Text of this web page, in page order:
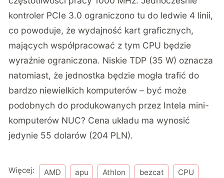
kontroler PCIe 3.0 ograniczono tu do ledwie 4 linii,
co powoduje, że wydajność kart graficznych,
mających współpracować z tym CPU będzie
wyraźnie ograniczona. Niskie TDP (35 W) oznacza
natomiast, że jednostka będzie mogła trafić do
bardzo niewielkich komputerów – być może
podobnych do produkowanych przez Intela mini-
komputerów NUC? Cena układu ma wynosić
jedynie 55 dolarów (204 PLN).
Więcej: AMD apu Athlon bezcat CPU